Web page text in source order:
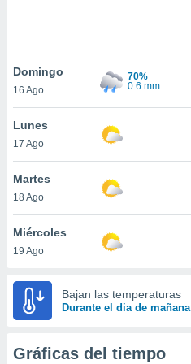
únicos
similares
como
IP
de
traten tus
en
a lo que
Para
Domingo
16 Ago
70%
0.6 mm
Lunes
17 Ago
Martes
18 Ago
Miércoles
19 Ago
Bajan las temperaturas
Durante el dia de mañana
Gráficas del tiempo